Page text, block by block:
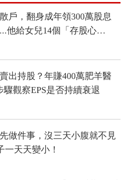
戶，翻身成年領300萬股息
他給女兒14個「存股心
晚致富不是問題！
出持股？年賺400萬肥羊醫
驟觀察EPS是否持續衰退
做件事，沒三天小腹就不見
一天天變小！